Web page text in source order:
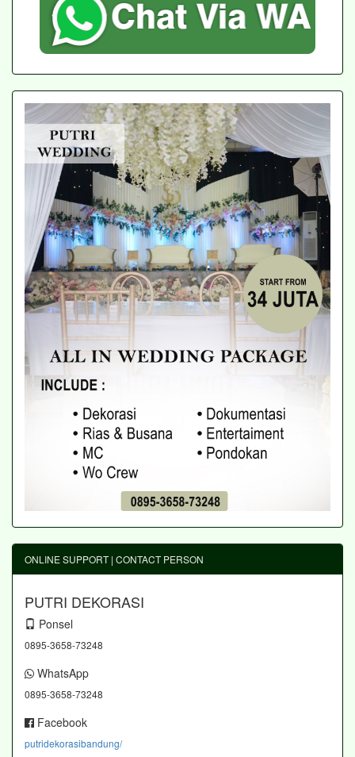
ONLINE SUPPORT | CONTACT PERSON
PUTRI DEKORASI
Ponsel
0895-3658-73248
WhatsApp
0895-3658-73248
Facebook
putridekorasibandung/